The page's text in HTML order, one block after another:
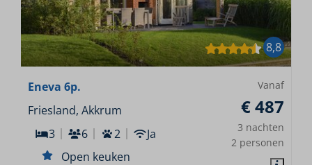
8,8
Vanaf
€ 487
3 nachten
2 personen
Eneva 6p.
Friesland, Akkrum
3
6 2
Ja
Open keuken